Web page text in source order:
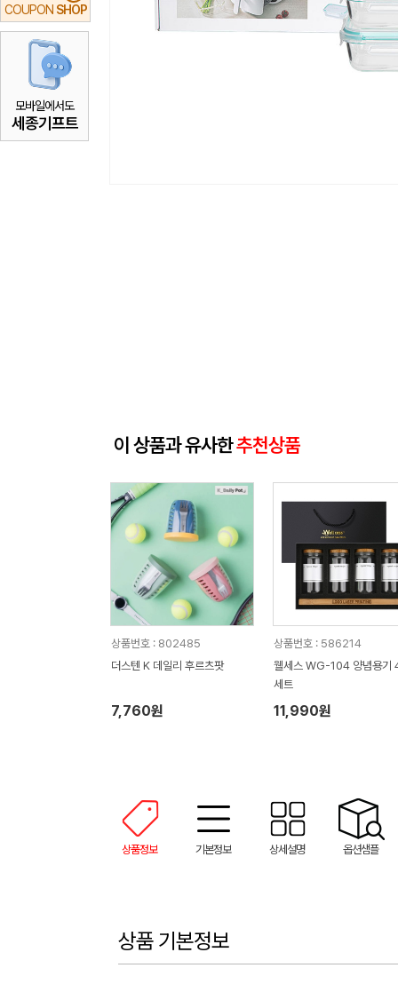
COUPON SHOP
모바일에서도
세종기프트
이 상품과 유사한추천상품
상품번호 : 802485
더스텐 K 데일리 후르츠팟
7,760원
상품번호 : 586214
웰세스 WG-104 양념용기
세트
11,990원
상품정보 기본정보 상세설명 옵션샘플
상품 기본정보